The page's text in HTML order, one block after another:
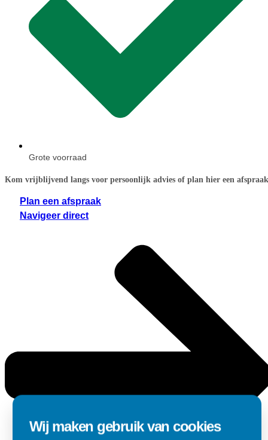
Grote voorraad
Kom vrijblijvend langs voor persoonlijk advies of plan hier een
Plan een afspraak
Navigeer direct
Wij maken gebruik van cookies